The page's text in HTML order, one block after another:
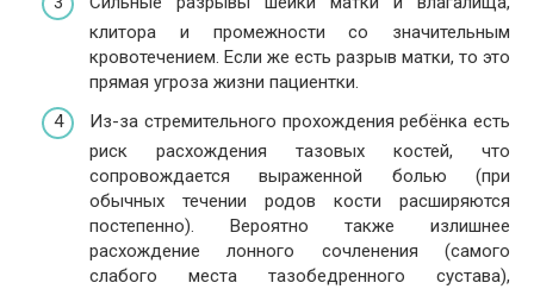
клитора и промежности со значительным
кровотечением. Если же есть разрыв матки, то это
прямая угроза жизни пациентки.
Из-за стремительного прохождения ребёнка есть
риск расхождения тазовых костей, что
сопровождается выраженной болью (при
обычных течении родов кости расширяются
постепенно). Вероятно также излишнее
расхождение лонного сочленения (самого
слабого места тазобедренного сустава),